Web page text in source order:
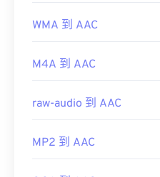
WMA 到 AAC
M4A 到 AAC
raw-audio 到 AAC
MP2 到 AAC